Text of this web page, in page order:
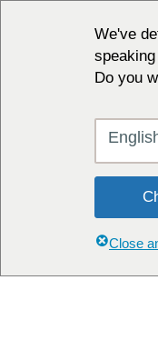
We've
Do you
Close